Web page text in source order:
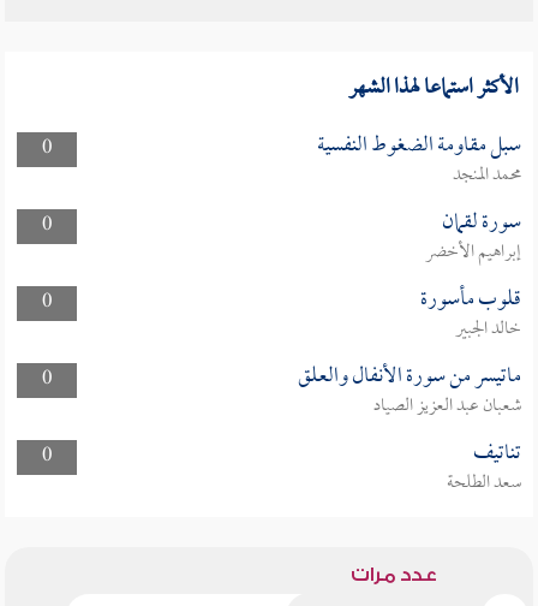
الأكثر استماعا لهذا الشهر
0 سبل مقاومة الضغوط النفسية
محمد المنجد
0
سورة لقمان
إبراهيم الأخضر
0
قلوب مأسورة
خالد الجبير
0
ماتيسر من سورة الأنفال والعلق
شعبان عبد العزيز الصياد
0
تناتيف
سعد الطلحة
عدد مرات